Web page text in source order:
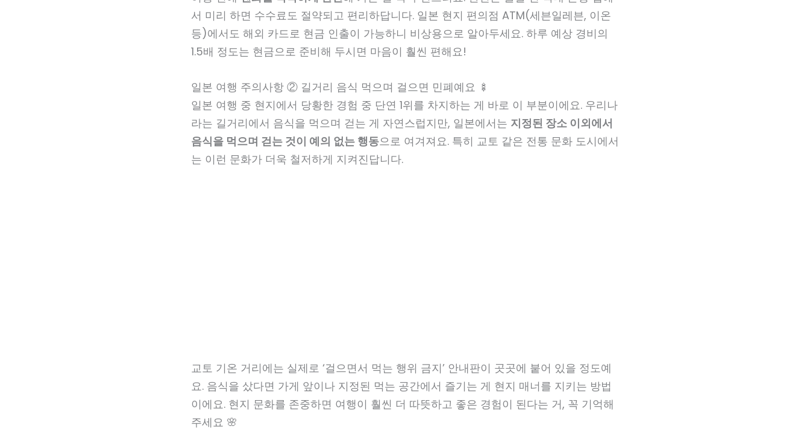
서 미리 하면 수수료도 절약되고 편리하답니다. 일본 현지 편의점 ATM(세븐일레븐, 이온
등)에서도 해외 카드로 현금 인출이 가능하니 비상용으로 알아두세요. 하루 예상 경비의
1.5배 정도는 현금으로 준비해 두시면 마음이 훨씬 편해요!
일본 여행 주의사항 ② 길거리 음식 먹으며 걸으면 민폐예요 🍢
일본 여행 중 현지에서 당황한 경험 중 단연 1위를 차지하는 게 바로 이 부분이에요. 우리나
라는 길거리에서 음식을 먹으며 걷는 게 자연스럽지만, 일본에서는 지정된 장소 이외에서
음식을 먹으며 걷는 것이 예의 없는 행동으로 여겨져요. 특히 교토 같은 전통 문화 도시에서
는 이런 문화가 더욱 철저하게 지켜진답니다.
교토 기온 거리에는 실제로 ‘걸으면서 먹는 행위 금지’ 안내판이 곳곳에 붙어 있을 정도예
요. 음식을 샀다면 가게 앞이나 지정된 먹는 공간에서 즐기는 게 현지 매너를 지키는 방법
이에요. 현지 문화를 존중하면 여행이 훨씬 더 따뜻하고 좋은 경험이 된다는 거, 꼭 기억해
주세요 🌸